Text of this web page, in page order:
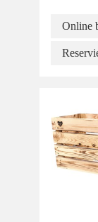
Online